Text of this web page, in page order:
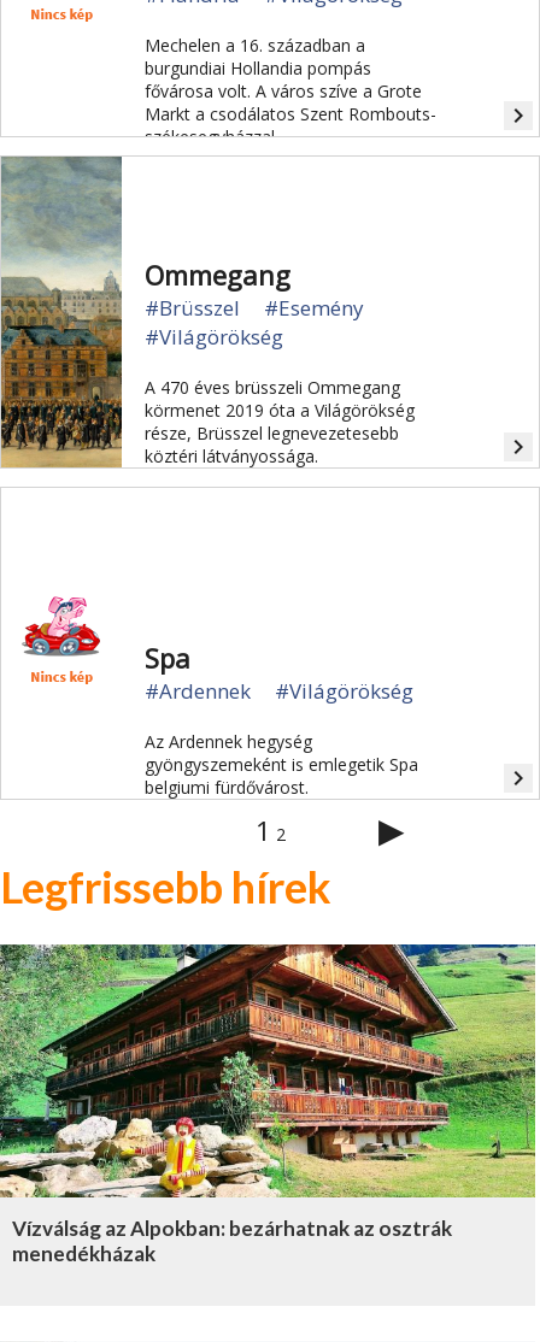
Mechelen a 16. században a
burgundiai Hollandia pompás
fővárosa volt. A város szíve a Grote
Markt a csodálatos Szent Rombouts-
székesegyházzal.
navigate_next
Ommegang
#Brüsszel
#Esemény
#Világörökség
A 470 éves brüsszeli Ommegang
körmenet 2019 óta a Világörökség
része, Brüsszel legnevezetesebb
köztéri látványossága.
navigate_next
Spa
#Ardennek #Világörökség
Az Ardennek hegység
gyöngyszemeként is emlegetik Spa
belgiumi fürdővárost.
navigate_next
1 2 ▶
Legfrissebb hírek
Vízválság az Alpokban: bezárhatnak az osztrák
menedékházak